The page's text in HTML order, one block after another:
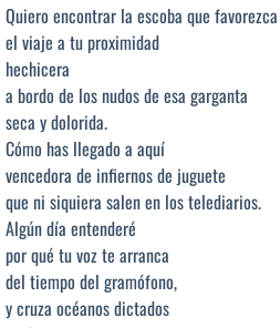
Quiero encontrar la escoba que favorezca
el viaje a tu proximidad
hechicera
a bordo de los nudos de esa garganta
seca y dolorida.
Cómo has llegado a aquí
vencedora de infiernos de juguete
que ni siquiera salen en los telediarios.
Algún día entenderé
por qué tu voz te arranca
del tiempo del gramófono,
y cruza océanos dictados